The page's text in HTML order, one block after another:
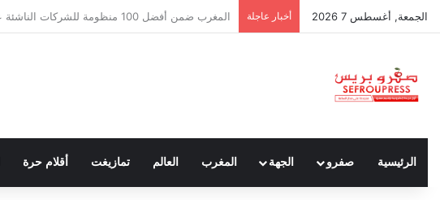
الجمعة, أغسطس 7 2026 أخبار عاجلة سبتة ومليلية… حين يتحدث أنصار الديمقراطية بلسان
الرئيسية صفرو الجهة المغرب العالم تمازيغت أقلام حرة